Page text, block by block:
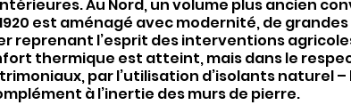
Au Nord, un volume plus ancien
est aménagé avec modernité, de
reprenant l’esprit des interventions
thermique est atteint, mais dans le
par l’utilisation d’isolants naturel –
à l’inertie des murs de pierre.